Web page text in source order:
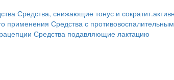
Средства, снижающие тонус и
применения Средства с
Средства подавляющие лактацию